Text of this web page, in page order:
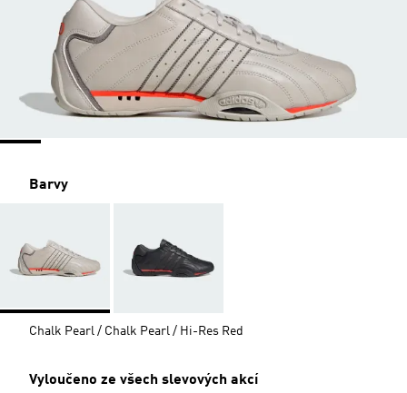
Barvy
Chalk Pearl / Chalk Pearl / Hi-Res Red
Vyloučeno ze všech slevových akcí